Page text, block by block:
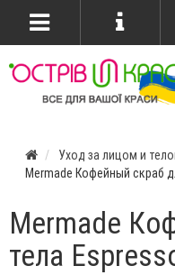
Уход за лицом и
Mermade Кофейный скраб
Mermade
тела